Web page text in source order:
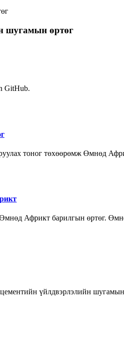
шугамын өртөг
GitHub.
тоног төхөөрөмж Өмнөд
Өмнөд Африкт барилгын өртөг.
үйлдвэрлэлийн